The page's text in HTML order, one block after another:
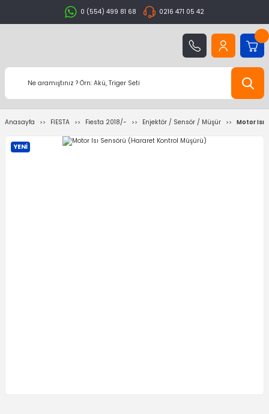
0 (554) 499 81 68 0216 471 05 42
Anasayfa FİESTA Fiesta 2018/- Enjektör / Sensör / Müşür Motor Isı
YENİ